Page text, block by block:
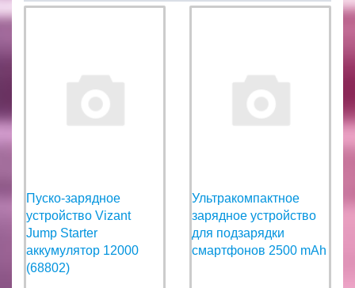
Пуско-зарядное
устройство Vizant
Jump Starter
аккумулятор 12000
(68802)
Ультракомпактное
зарядное устройство
для подзарядки
смартфонов 2500 mAh